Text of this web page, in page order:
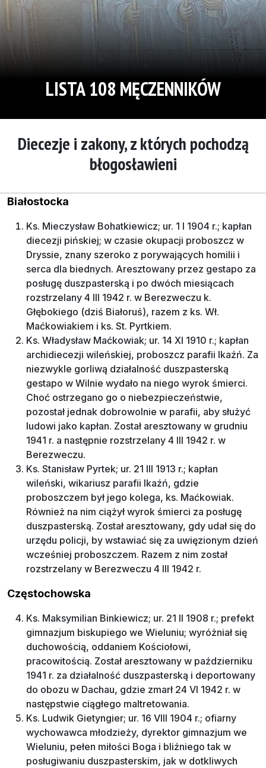
LISTA 108 MĘCZENNIKÓW
Diecezje i zakony, z których pochodzą
błogosławieni
Białostocka
Ks. Mieczysław Bohatkiewicz; ur. 1 I 1904 r.; kapłan
diecezji pińskiej; w czasie okupacji proboszcz w
Dryssie, znany szeroko z porywających homilii i
serca dla biednych. Aresztowany przez gestapo za
posługę duszpasterską i po dwóch miesiącach
rozstrzelany 4 III 1942 r. w Berezweczu k.
Głębokiego (dziś Białoruś), razem z ks. Wł.
Maćkowiakiem i ks. St. Pyrtkiem.
Ks. Władysław Maćkowiak; ur. 14 XI 1910 r.; kapłan
archidiecezji wileńskiej, proboszcz parafii Ikaźń. Za
niezwykle gorliwą działalność duszpasterską
gestapo w Wilnie wydało na niego wyrok śmierci.
Choć ostrzegano go o niebezpieczeństwie,
pozostał jednak dobrowolnie w parafii, aby służyć
ludowi jako kapłan. Został aresztowany w grudniu
1941 r. a następnie rozstrzelany 4 III 1942 r. w
Berezweczu.
Ks. Stanisław Pyrtek; ur. 21 III 1913 r.; kapłan
wileński, wikariusz parafii Ikaźń, gdzie
proboszczem był jego kolega, ks. Maćkowiak.
Również na nim ciążył wyrok śmierci za posługę
duszpasterską. Został aresztowany, gdy udał się do
urzędu policji, by wstawiać się za uwięzionym dzień
wcześniej proboszczem. Razem z nim został
rozstrzelany w Berezweczu 4 III 1942 r.
Częstochowska
Ks. Maksymilian Binkiewicz; ur. 21 II 1908 r.; prefekt
gimnazjum biskupiego we Wieluniu; wyróżniał się
duchowością, oddaniem Kościołowi,
pracowitością. Został aresztowany w październiku
1941 r. za działalność duszpasterską i deportowany
do obozu w Dachau, gdzie zmarł 24 VI 1942 r. w
następstwie ciągłego maltretowania.
Ks. Ludwik Gietyngier; ur. 16 VIII 1904 r.; ofiarny
wychowawca młodzieży, dyrektor gimnazjum we
Wieluniu, pełen miłości Boga i bliźniego tak w
posługiwaniu duszpasterskim, jak w dotkliwych